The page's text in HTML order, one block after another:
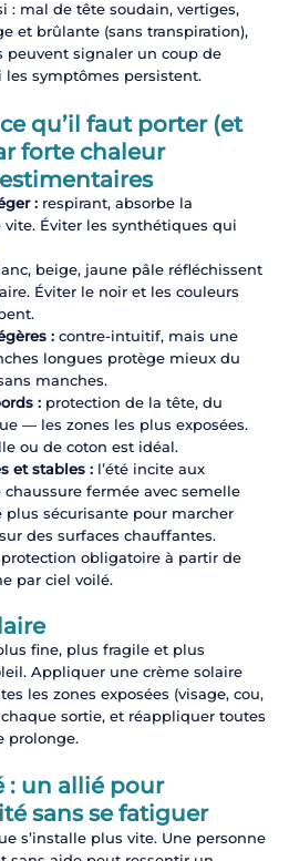
: mal de tête soudain, vertiges,
et brûlante (sans transpiration),
peuvent signaler un coup de
les symptômes persistent.
qu’il faut porter (et
forte chaleur
:respirant, absorbe la
vite. Éviter les synthétiques qui
beige, jaune pâle réfléchissent
Éviter le noir et les couleurs
:contre-intuitif, mais une
longues protège mieux du
manches.
:protection de la tête, du
— les zones les plus exposées.
ou de coton est idéal.
et stables :l’été incite aux
fermée avec semelle
plus sécurisante pour marcher
des surfaces chauffantes.
obligatoire à partir de
par ciel voilé.
fine, plus fragile et plus
Appliquer une crème solaire
les zones exposées (visage, cou,
sortie, et réappliquer toutes
prolonge.
: un allié pour
sans se fatiguer
s’installe plus vite. Une personne